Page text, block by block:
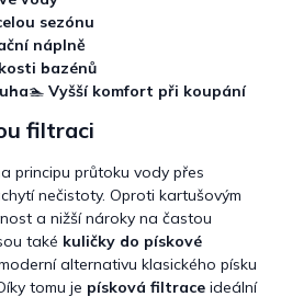
í
p
r
v
k
v
p
i
s
u
í sezónu
náplně
bazénů
🏊 Vyšší komfort při koupání
filtraci
principu průtoku vody přes
nečistoty. Oproti kartušovým
a nižší nároky na častou
také kuličky do pískové
alternativu klasického písku
tomu je písková filtrace ideální